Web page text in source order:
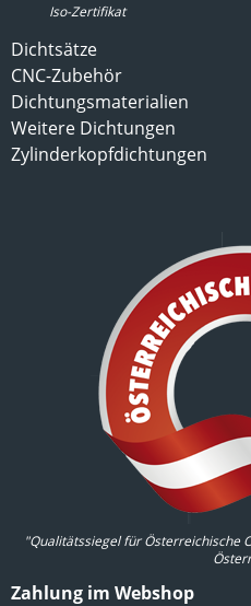
Iso-Zertifikat
Dichtsätze
CNC-Zubehör
Dichtungsmaterialien
Weitere Dichtungen
Zylinderkopfdichtungen
"Qualitätssiegel für Österreichische
Zahlung im Webshop